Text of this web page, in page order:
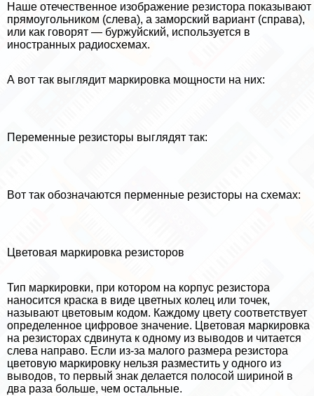
Наше отечественное изображение резистора показывают
прямоугольником (слева), а заморский вариант (справа),
или как говорят — буржуйский, используется в
иностранных радиосхемах.
А вот так выглядит маркировка мощности на них:
Переменные резисторы выглядят так:
Вот так обозначаются перменные резисторы на схемах:
Цветовая маркировка резисторов
Тип маркировки, при котором на корпус резистора
наносится краска в виде цветных колец или точек,
называют цветовым кодом. Каждому цвету соответствует
определенное цифровое значение. Цветовая маркировка
на резисторах сдвинута к одному из выводов и читается
слева направо. Если из-за малого размера резистора
цветовую маркировку нельзя разместить у одного из
выводов, то первый знак делается полосой шириной в
два раза больше, чем остальные.